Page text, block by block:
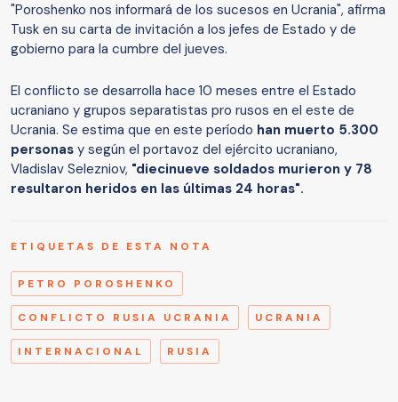
"Poroshenko nos informará de los sucesos en Ucrania", afirma
Tusk en su carta de invitación a los jefes de Estado y de
gobierno para la cumbre del jueves.
El conflicto se desarrolla hace 10 meses entre el Estado
ucraniano y grupos separatistas pro rusos en el este de
Ucrania. Se estima que en este período han muerto 5.300
personas y según el portavoz del ejército ucraniano,
Vladislav Selezniov, "diecinueve soldados murieron y 78
resultaron heridos en las últimas 24 horas".
ETIQUETAS DE ESTA NOTA
PETRO POROSHENKO
CONFLICTO RUSIA UCRANIA UCRANIA
INTERNACIONAL RUSIA